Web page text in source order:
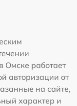
Омске работает
авторизации от
на сайте,
характер и